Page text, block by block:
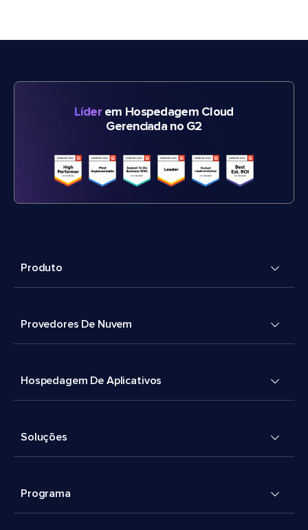
Líderem Hospedagem Cloud
Gerenciada no G2
Produto
Provedores De Nuvem
Hospedagem De Aplicativos
Soluções
Programa